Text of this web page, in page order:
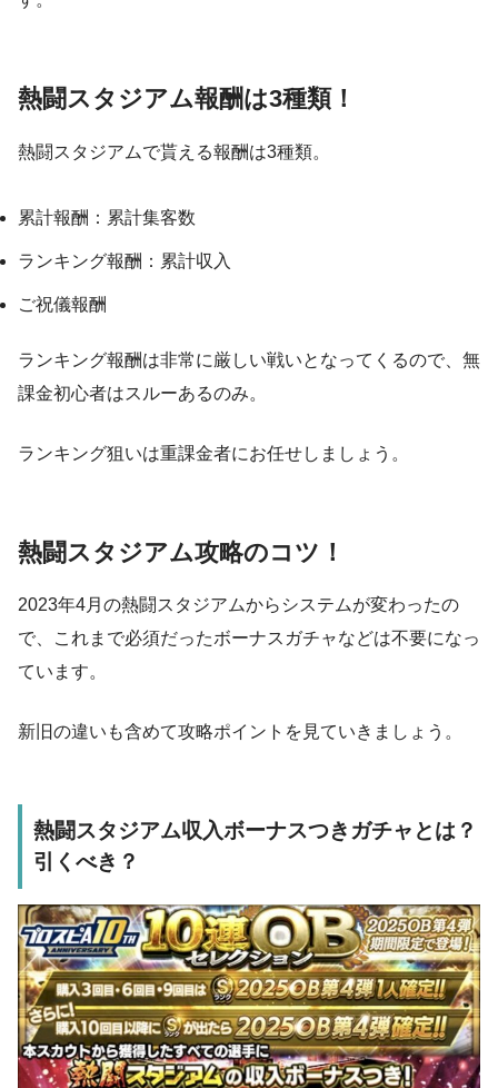
熱闘スタジアム報酬は3種類！
熱闘スタジアムで貰える報酬は3種類。
累計報酬：累計集客数
ランキング報酬：累計収入
ご祝儀報酬
ランキング報酬は非常に厳しい戦いとなってくるので、無
課金初心者はスルーあるのみ。
ランキング狙いは重課金者にお任せしましょう。
熱闘スタジアム攻略のコツ！
2023年4月の熱闘スタジアムからシステムが変わったの
で、これまで必須だったボーナスガチャなどは不要になっ
ています。
新旧の違いも含めて攻略ポイントを見ていきましょう。
熱闘スタジアム収入ボーナスつきガチャとは？
引くべき？